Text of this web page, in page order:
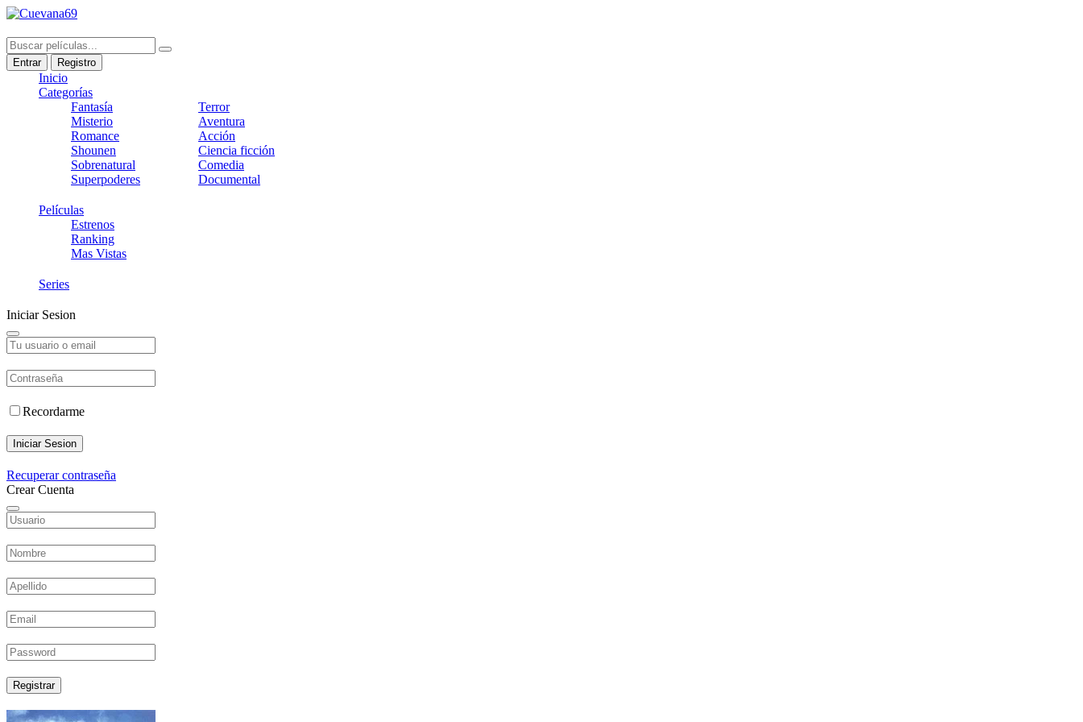
Entrar Registro
Inicio
Categorías
Fantasía
Misterio
Romance
Shounen
Sobrenatural
Superpoderes
Terror
Aventura
Acción
Ciencia ficción
Comedia
Documental
Películas
Estrenos
Ranking
Mas Vistas
Series
Iniciar Sesion
Recordarme
Iniciar Sesion
Recuperar contraseña
Crear Cuenta
Registrar